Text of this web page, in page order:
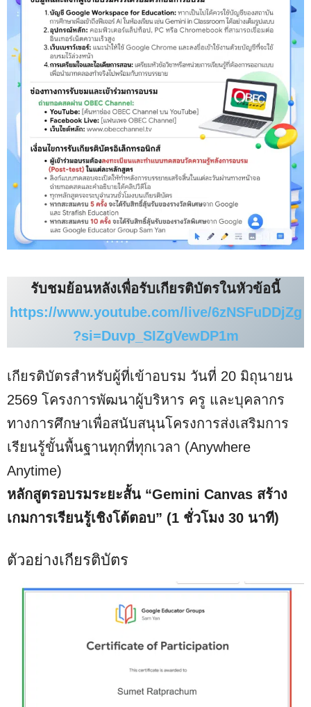
รับชมย้อนหลังเพื่อรับเกียรติบัตรในหัวข้อนี้
https://www.youtube.com/live/6zNSFuDDjZg
?si=Duvp_SIZgVewDP1m
เกียรติบัตรสำหรับผู้ที่เข้าอบรม วันที่ 20 มิถุนายน
2569 โครงการพัฒนาผู้บริหาร ครู และบุคลากร
ทางการศึกษาเพื่อสนับสนุนโครงการส่งเสริมการ
เรียนรู้ขั้นพื้นฐานทุกที่ทุกเวลา (Anywhere
Anytime)
หลักสูตรอบรมระยะสั้น “Gemini Canvas สร้าง
เกมการเรียนรู้เชิงโต้ตอบ” (1 ชั่วโมง 30 นาที)
ตัวอย่างเกียรติบัตร